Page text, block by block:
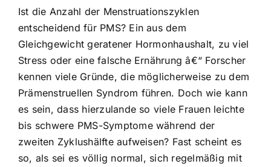
Ist die Anzahl der Menstruationszyklen
entscheidend für PMS? Ein aus dem
Gleichgewicht geratener Hormonhaushalt, zu viel
Stress oder eine falsche Ernährung â€“ Forscher
kennen viele Gründe, die möglicherweise zu dem
Prämenstruellen Syndrom führen. Doch wie kann
es sein, dass hierzulande so viele Frauen leichte
bis schwere PMS-Symptome während der
zweiten Zyklushälfte aufweisen? Fast scheint es
so, als sei es völlig normal, sich regelmäßig mit